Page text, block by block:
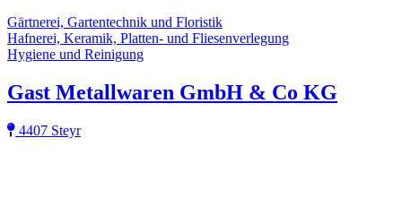
Gärtnerei, Gartentechnik und Floristik
Hafnerei, Keramik, Platten- und Fliesenverlegung
Hygiene und Reinigung
Gast Metallwaren GmbH & Co KG
4407 Steyr